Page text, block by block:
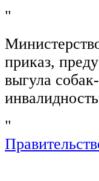
"
приказ,
выгула
"